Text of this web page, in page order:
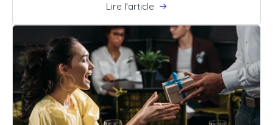
Lire l'article